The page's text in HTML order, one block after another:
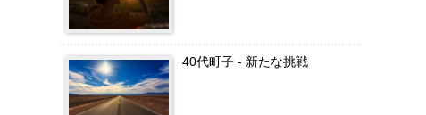
n
n
el
40代町子 ‐ 新たな挑戦